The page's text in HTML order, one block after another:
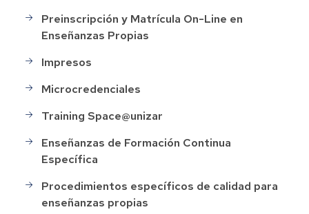
Preinscripción y Matrícula On-Line en
Enseñanzas Propias
Impresos
Microcredenciales
Training Space@unizar
Enseñanzas de Formación Continua
Específica
Procedimientos específicos de calidad para
enseñanzas propias